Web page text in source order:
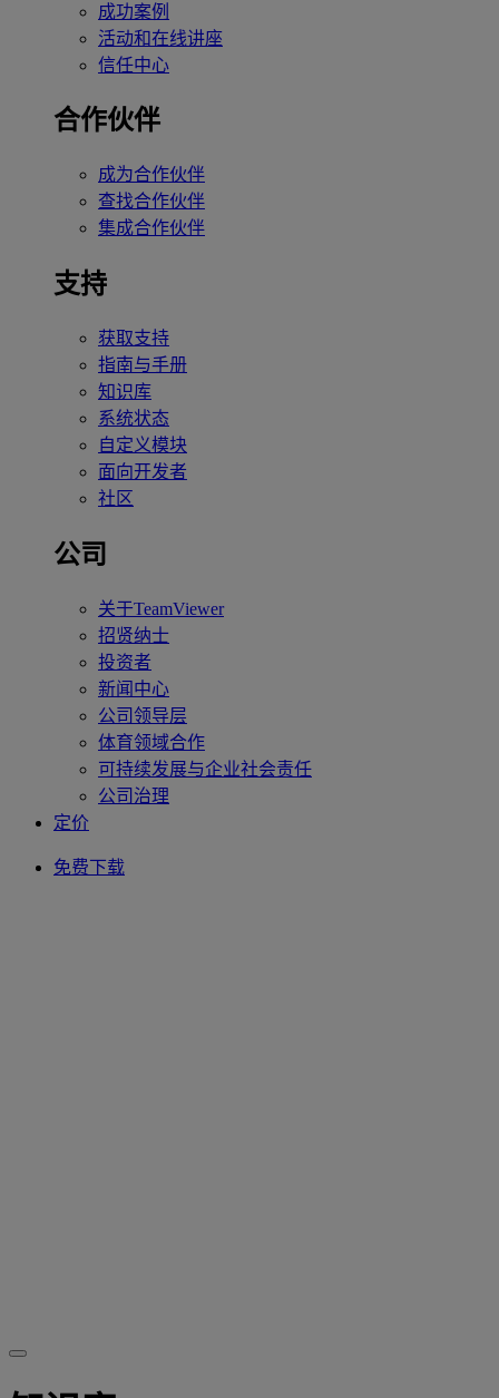
成功案例
活动和在线讲座
信任中心
合作伙伴
成为合作伙伴
查找合作伙伴
集成合作伙伴
支持
获取支持
指南与手册
知识库
系统状态
自定义模块
面向开发者
社区
公司
关于TeamViewer
招贤纳士
投资者
新闻中心
公司领导层
体育领域合作
可持续发展与企业社会责任
公司治理
定价
免费下载